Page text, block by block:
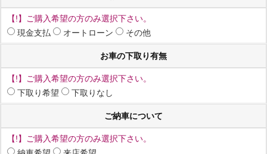
【!】ご購入希望の方のみ選択下さい。
現金支払
オートローン その他
お車の下取り有無
【!】ご購入希望の方のみ選択下さい。
下取り希望
下取りなし
ご納車について
【!】ご購入希望の方のみ選択下さい。